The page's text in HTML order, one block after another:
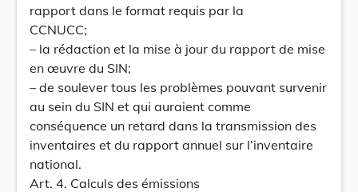
rapport dans le format requis par la
CCNUCC;
– la rédaction et la mise à jour du rapport de mise
en œuvre du SIN;
– de soulever tous les problèmes pouvant survenir
au sein du SIN et qui auraient comme
conséquence un retard dans la transmission des
inventaires et du rapport annuel sur l’inventaire
national.
Art. 4. Calculs des émissions